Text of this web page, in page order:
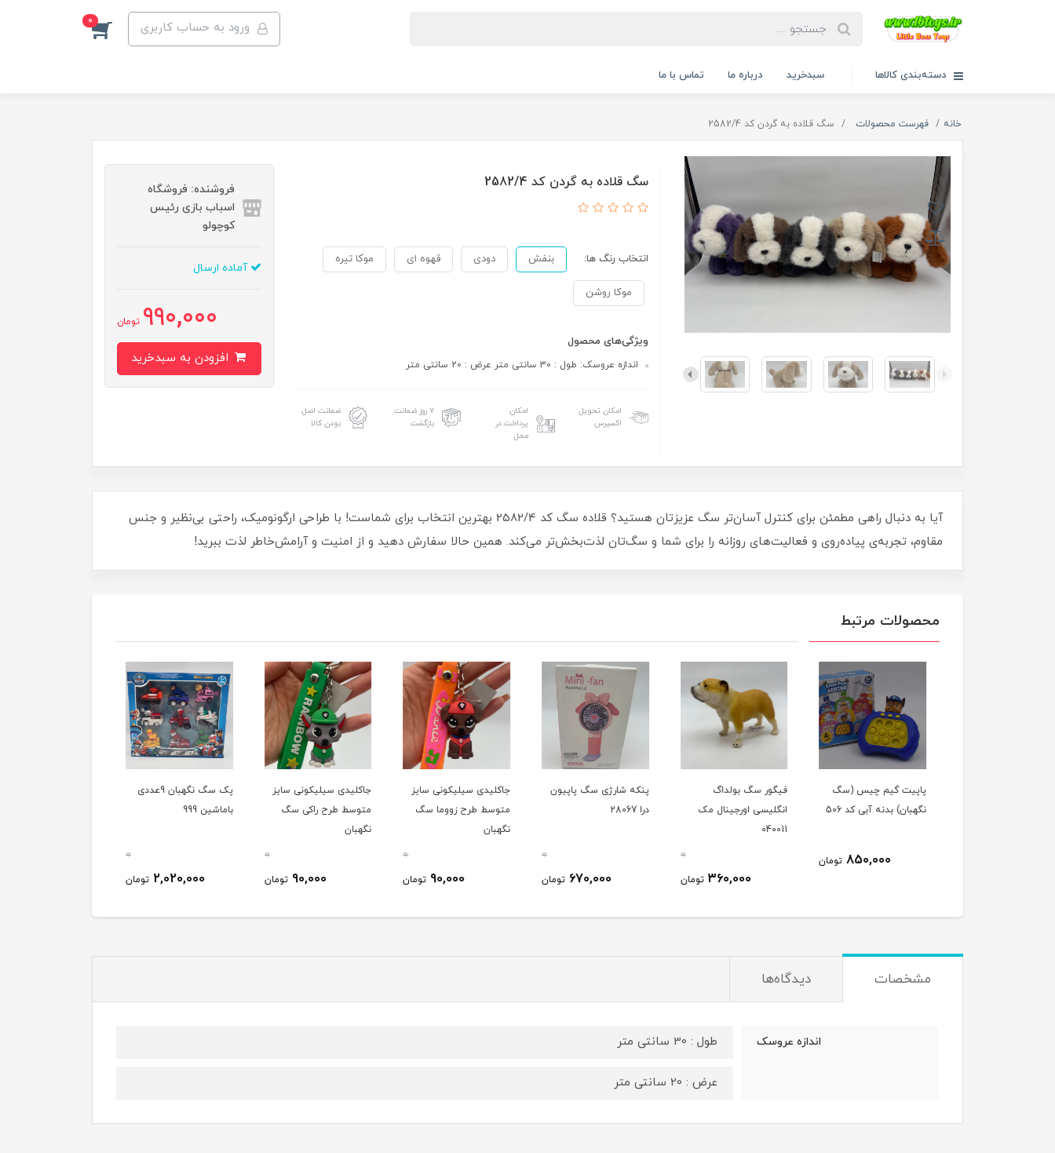
ورود به حساب کاربری 0
دسته‌بندی کالاها سبدخرید درباره ما تماس با ما
خانه فهرست محصولات سگ قلاده به گردن کد 2582/4
سگ قلاده به گردن کد 2582/4
انتخاب رنگ ها: بنفش دودی قهوه ای موکا تیره
موکا روشن
ویژگی‌های محصول
اندازه عروسک: طول : 30 سانتی متر عرض : 20 سانتی متر
امکان تحویل
اکسپرس
امکان
پرداخت در
محل
۷ روز ضمانت
بازگشت
ضمانت اصل
بودن کالا
فروشنده: فروشگاه
اسباب بازی رئیس
کوچولو
آماده ارسال
990,000 تومان
آیا به دنبال راهی مطمئن برای کنترل آسان‌تر سگ عزیزتان هستید؟ قلاده سگ کد 2582/4 بهترین انتخاب برای شماست! با طراحی ارگونومیک، راحتی بی‌نظیر و جنس
مقاوم، تجربه‌ی پیاده‌روی و فعالیت‌های روزانه را برای شما و سگ‌تان لذت‌بخش‌تر می‌کند. همین حالا سفارش دهید و از امنیت و آرامش‌خاطر لذت ببرید!
محصولات مرتبط
پاپیت گیم چیس (سگ
نگهبان) بدنه آبی کد 506
850,000 تومان
فیگور سگ بولداگ
انگلیسی اورجینال مک
040011
0
360,000 تومان
پنکه شارژی سگ پاپیون
درا 28067
0
670,000 تومان
جاکلیدی سیلیکونی سایز
متوسط طرح زووما سگ
نگهبان
0
90,000 تومان
جاکلیدی سیلیکونی سایز
متوسط طرح راکی سگ
نگهبان
0
90,000 تومان
پک سگ نگهبان 9عددی
باماشین 999
0
2,020,000 تومان
مشخصات دیدگاه‌ها
اندازه عروسک طول : 30 سانتی متر
عرض : 20 سانتی متر